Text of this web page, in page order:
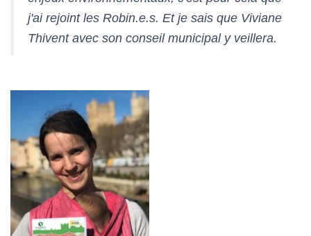
j'ai rejoint les Robin.e.s. Et je sais que Viviane
Thivent avec son conseil municipal y veillera.